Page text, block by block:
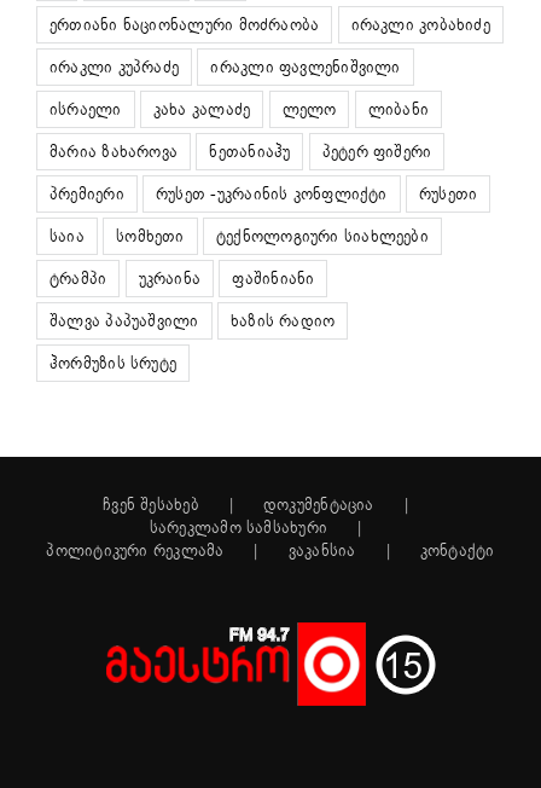
ერთიანი ნაციონალური მოძრაობა
ირაკლი კობახიძე
ირაკლი კუპრაძე
ირაკლი ფავლენიშვილი
ისრაელი
კახა კალაძე ლელო
ლიბანი
მარია ზახაროვა
ნეთანიაჰუ
პეტერ ფიშერი
პრემიერი
რუსეთ -უკრაინის კონფლიქტი
რუსეთი
საია
სომხეთი
ტექნოლოგიური სიახლეები
ტრამპი
უკრაინა
ფაშინიანი
შალვა პაპუაშვილი
ხაზის რადიო
ჰორმუზის სრუტე
ჩვენ შესახებ
დოკუმენტაცია
სარეკლამო სამსახური
პოლიტიკური რეკლამა
ვაკანსია კონტაქტი